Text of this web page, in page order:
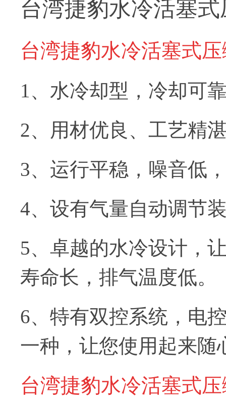
台湾捷豹水冷活塞
台湾捷豹水冷活塞式
1、水冷却型，冷却可
2、用材优良、工艺精
3、运行平稳，噪音低
4、设有气量自动调节
5、卓越的水冷设计，
寿命长，排气温度低。
6、特有双控系统，电
一种，让您使用起来随
台湾捷豹水冷活塞式